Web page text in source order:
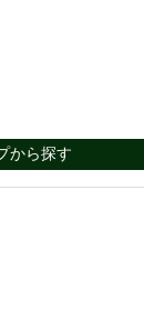
から探す